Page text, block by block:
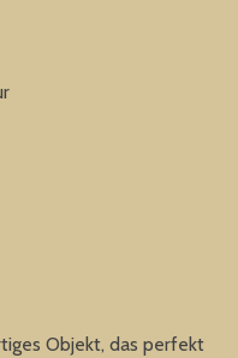
Objekt, das perfekt